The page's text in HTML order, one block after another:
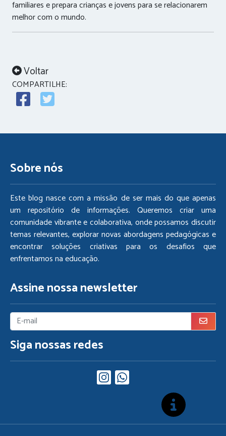
familiares e prepara crianças e jovens para se relacionarem
melhor com o mundo.
Voltar
COMPARTILHE:
Sobre nós
Este blog nasce com a missão de ser mais do que apenas
um repositório de informações. Queremos criar uma
comunidade vibrante e colaborativa, onde possamos discutir
temas relevantes, explorar novas abordagens pedagógicas e
encontrar soluções criativas para os desafios que
enfrentamos na educação.
Assine nossa newsletter
Siga nossas redes